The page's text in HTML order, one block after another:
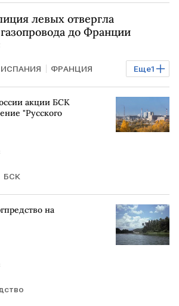
левых отвергла
до Франции
Еще1
ИСПАНИЯ ФРАНЦИЯ
акции БСК
"Русского
БСК
на